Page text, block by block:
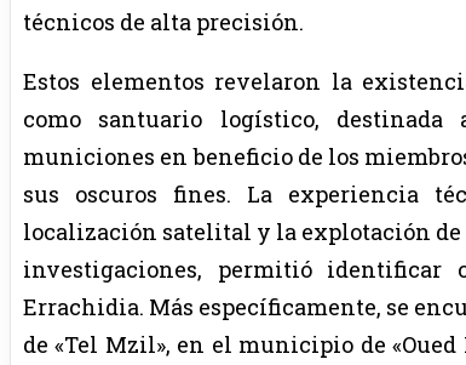
técnicos de alta precisión.
Estos elementos revelaron la
como santuario logístico,
municiones en beneficio de los
sus oscuros fines. La experiencia
localización satelital y la explotación de
investigaciones, permitió
Errachidia. Más específicamente, se
de «Tel Mzil», en el municipio de